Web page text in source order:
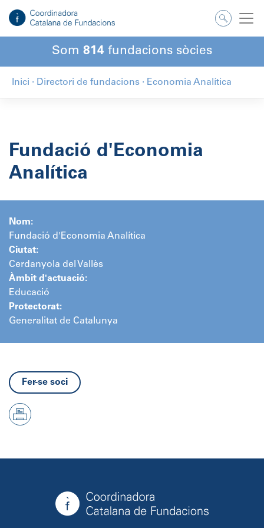
contingut
Som 814 fundacions sòcies
Inici · Directori de fundacions · Economia Analítica
Fundació d'Economia
Analítica
Nom:
Fundació d'Economia Analítica
Ciutat:
Cerdanyola del Vallès
Àmbit d'actuació:
Educació
Protectorat:
Generalitat de Catalunya
Fer-se soci